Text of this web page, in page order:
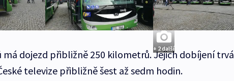
+ 2 další
má dojezd přibližně 250 kilometrů. Jejich dobíjení trvá
televize přibližně šest až sedm hodin.